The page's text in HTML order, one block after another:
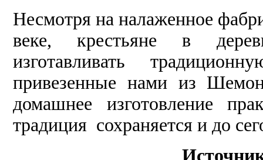
Несмотря на налаженное
веке, крестьяне в
изготавливать
привезенные нами из
домашнее изготовление
традиция сохраняется и до